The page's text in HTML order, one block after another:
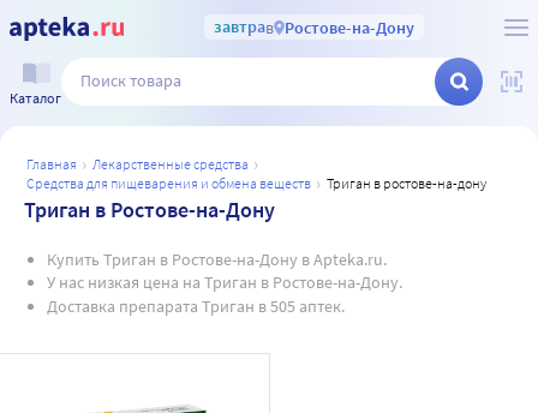
завтрав Ростове-на-Дону
Каталог
главная
лекарственные средства
средства для пищеварения и обмена веществ
триган в ростове-на-дону
Триган в Ростове-на-Дону
Купить Триган в Ростове-на-Дону в Apteka.ru.
У нас низкая цена на Триган в Ростове-на-Дону.
Доставка препарата Триган в 505 аптек.